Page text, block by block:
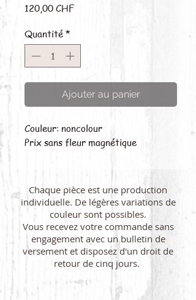
120,00 CHFPrix
Quantité *
Ajouter au panier
Couleur: noncolour
Prix sans fleur magnétique
Chaque pièce est une production
individuelle. De légères variations de
couleur sont possibles.
Vous recevez votre commande sans
engagement avec un bulletin de
versement et disposez d'un droit de
retour de cinq jours.